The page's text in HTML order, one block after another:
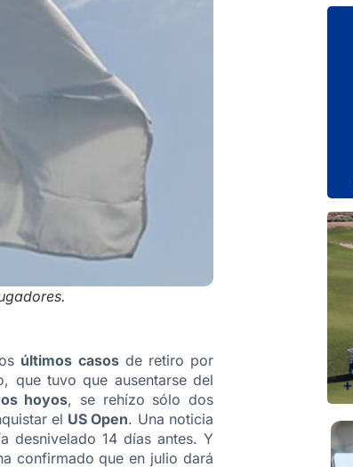
últimos casosde retiro por
que tuvo que ausentarse del
hoyos, se rehízo sólo dos
el US Open. Una noticia
desnivelado 14 días antes. Y
confirmado que en julio dará